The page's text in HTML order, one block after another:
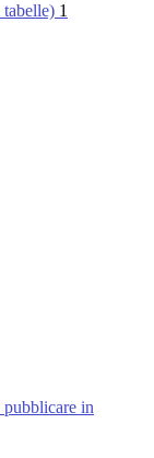
1
in